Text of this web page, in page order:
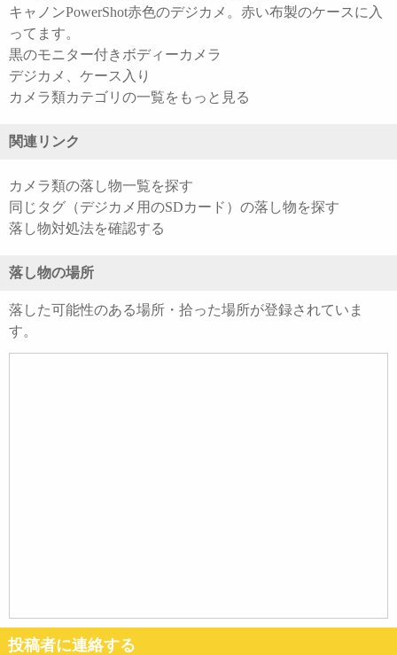
キャノンPowerShot赤色のデジカメ。赤い布製のケースに入
ってます。
黒のモニター付きボディーカメラ
デジカメ、ケース入り
カメラ類カテゴリの一覧をもっと見る
関連リンク
カメラ類の落し物一覧を探す
同じタグ（デジカメ用のSDカード）の落し物を探す
落し物対処法を確認する
落し物の場所
落した可能性のある場所・拾った場所が登録されていま
す。
投稿者に連絡する